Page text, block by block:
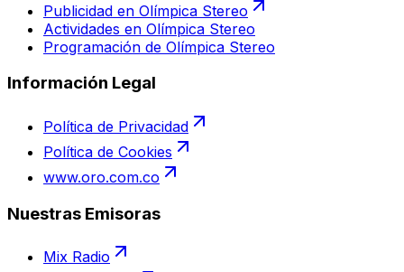
Publicidad en Olímpica Stereo
Actividades en Olímpica Stereo
Programación de Olímpica Stereo
Información Legal
Política de Privacidad
Política de Cookies
www.oro.com.co
Nuestras Emisoras
Mix Radio